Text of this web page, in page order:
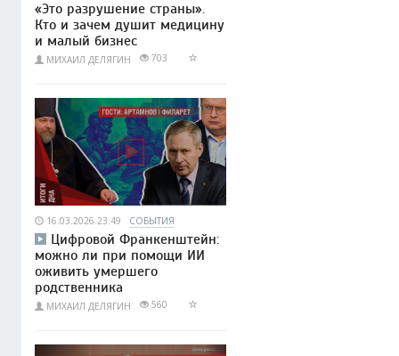
«Это разрушение страны».
Кто и зачем душит медицину
и малый бизнес
МИХАИЛ ДЕЛЯГИН 703
16.03.2026 23:49 СОБЫТИЯ
Цифровой Франкенштейн:
можно ли при помощи ИИ
оживить умершего
родственника
МИХАИЛ ДЕЛЯГИН 560